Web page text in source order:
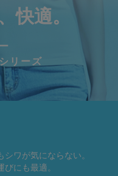
快適。
リーズ
ワが気にならない。
にも最適。